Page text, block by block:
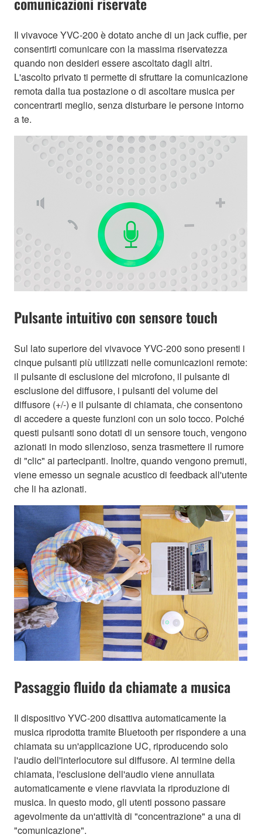
Il vivavoce YVC-200 è dotato anche di un jack cuffie, per
consentirti comunicare con la massima riservatezza
quando non desideri essere ascoltato dagli altri.
L'ascolto privato ti permette di sfruttare la comunicazione
remota dalla tua postazione o di ascoltare musica per
concentrarti meglio, senza disturbare le persone intorno
a te.
Pulsante intuitivo con sensore touch
Sul lato superiore del vivavoce YVC-200 sono presenti i
cinque pulsanti più utilizzati nelle comunicazioni remote:
il pulsante di esclusione del microfono, il pulsante di
esclusione del diffusore, i pulsanti del volume del
diffusore (+/-) e il pulsante di chiamata, che consentono
di accedere a queste funzioni con un solo tocco. Poiché
questi pulsanti sono dotati di un sensore touch, vengono
azionati in modo silenzioso, senza trasmettere il rumore
di "clic" ai partecipanti. Inoltre, quando vengono premuti,
viene emesso un segnale acustico di feedback all'utente
che li ha azionati.
Passaggio fluido da chiamate a musica
Il dispositivo YVC-200 disattiva automaticamente la
musica riprodotta tramite Bluetooth per rispondere a una
chiamata su un'applicazione UC, riproducendo solo
l'audio dell'interlocutore sul diffusore. Al termine della
chiamata, l'esclusione dell'audio viene annullata
automaticamente e viene riavviata la riproduzione di
musica. In questo modo, gli utenti possono passare
agevolmente da un'attività di "concentrazione" a una di
"comunicazione".